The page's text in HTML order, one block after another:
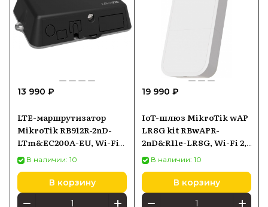
13 990 ₽
LTE-маршрутизатор
MikroTik RB912R-2nD-
LTm&EC200A-EU, Wi-Fi
2,4 ГГц 802.11n, LTE Cat1,
10/100 Ethernet, PoE-in
В наличии: 10
В корзину
19 990 ₽
IoT-шлюз MikroTik wAP
LR8G kit RBwAPR-
2nD&R11e-LR8G, Wi-Fi 2,4
ГГц, LoRa, PoE-in
В наличии: 10
В корзину